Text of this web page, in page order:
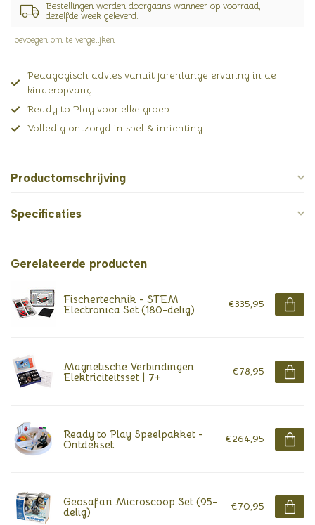
Bestellingen worden doorgaans wanneer op voorraad,
dezelfde week geleverd.
Toevoegen om te vergelijken
Pedagogisch advies vanuit jarenlange ervaring in de
kinderopvang
Ready to Play voor elke groep
Volledig ontzorgd in spel & inrichting
Productomschrijving
Specificaties
Gerelateerde producten
Fischertechnik - STEM
Electronica Set (180-delig) €335,95
Magnetische Verbindingen
Elektriciteitsset | 7+ €78,95
Ready to Play Speelpakket -
Ontdekset €264,95
Geosafari Microscoop Set (95-
delig) €70,95